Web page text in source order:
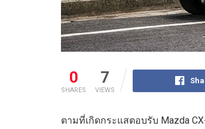
0
SHARES
7
VIEWS
ตามที่เกิดกระแสตอบรับ Mazda